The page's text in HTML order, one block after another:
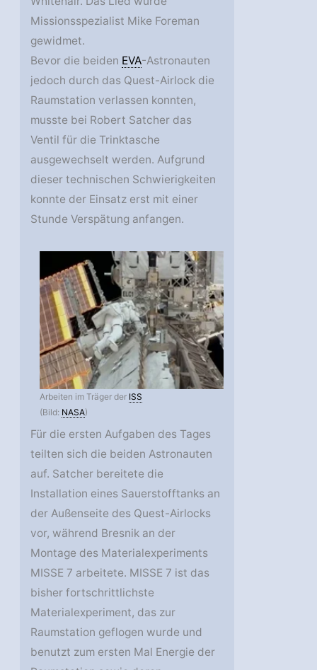
Missionsspezialist Mike Foreman
gewidmet.
Bevor die beiden EVA-Astronauten
jedoch durch das Quest-Airlock die
Raumstation verlassen konnten,
musste bei Robert Satcher das
Ventil für die Trinktasche
ausgewechselt werden. Aufgrund
dieser technischen Schwierigkeiten
konnte der Einsatz erst mit einer
Stunde Verspätung anfangen.
Arbeiten im Träger der ISS
(Bild: NASA)
Für die ersten Aufgaben des Tages
teilten sich die beiden Astronauten
auf. Satcher bereitete die
Installation eines Sauerstofftanks an
der Außenseite des Quest-Airlocks
vor, während Bresnik an der
Montage des Materialexperiments
MISSE 7 arbeitete. MISSE 7 ist das
bisher fortschrittlichste
Materialexperiment, das zur
Raumstation geflogen wurde und
benutzt zum ersten Mal Energie der